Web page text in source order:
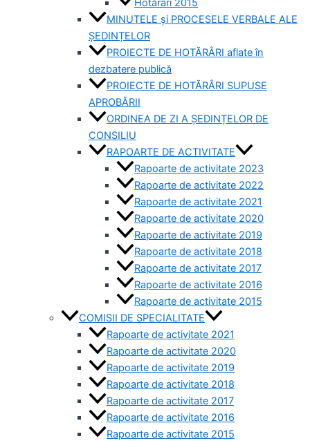
MINUTELE și PROCESELE VERBALE ALE
ȘEDINȚELOR
PROIECTE DE HOTĂRÂRI aflate în
dezbatere publică
PROIECTE DE HOTĂRÂRI SUPUSE
APROBĂRII
ORDINEA DE ZI A ȘEDINȚELOR DE
CONSILIU
RAPOARTE DE ACTIVITATE
Rapoarte de activitate 2023
Rapoarte de activitate 2022
Rapoarte de activitate 2021
Rapoarte de activitate 2020
Rapoarte de activitate 2019
Rapoarte de activitate 2018
Rapoarte de activitate 2017
Rapoarte de activitate 2016
Rapoarte de activitate 2015
COMISII DE SPECIALITATE
Rapoarte de activitate 2021
Rapoarte de activitate 2020
Rapoarte de activitate 2019
Rapoarte de activitate 2018
Rapoarte de activitate 2017
Rapoarte de activitate 2016
Rapoarte de activitate 2015